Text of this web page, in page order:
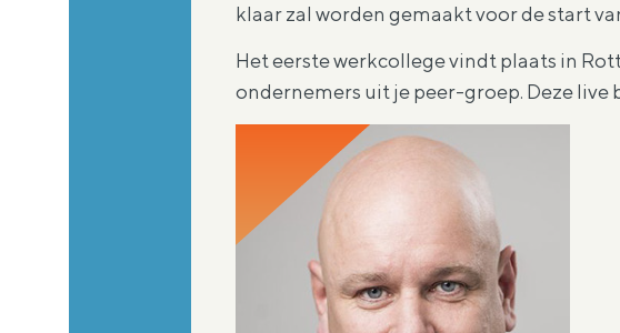
klaar zal worden gemaakt voor de start
Het eerste werkcollege vindt plaats in
ondernemers uit je peer-groep. Deze live